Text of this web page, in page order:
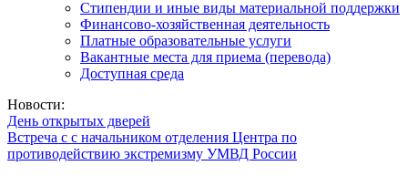
Стипендии и иные виды материальной поддержки
Финансово-хозяйственная деятельность
Платные образовательные услуги
Вакантные места для приема (перевода)
Доступная среда
Новости:
День открытых дверей
Встреча с с начальником отделения Центра по
противодействию экстремизму УМВД России